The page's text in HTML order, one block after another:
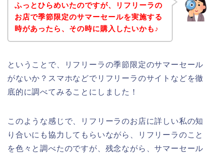
ふっとひらめいたのですが、リフリーラの
お店で季節限定のサマーセールを実施する
時があったら、その時に購入したいかも♪
ということで、リフリーラの季節限定のサマーセール
がないか？スマホなどでリフリーラのサイトなどを徹
底的に調べてみることにしました！
このような感じで、リフリーラのお店に詳しい私の知
り合いにも協力してもらいながら、リフリーラのこと
を色々と調べたのですが、残念ながら、サマーセール